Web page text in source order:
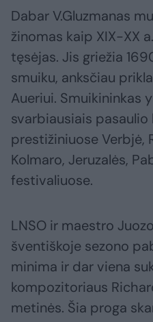
Dabar V.Gluzmanas
žinomas kaip XIX-XX
tęsėjas. Jis griežia
smuiku, anksčiau
Aueriui. Smuikininkas
svarbiausiais
prestižiniuose Verbjė,
Kolmaro, Jeruzalės,
festivaliuose.
LNSO ir maestro
šventiškoje sezono
minima ir dar viena
kompozitoriaus
metinės. Šia proga